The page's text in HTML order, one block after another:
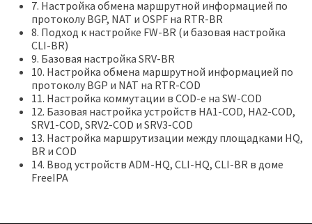
7. Настройка обмена маршрутной информацией по
протоколу BGP, NAT и OSPF на RTR-BR
8. Подход к настройке FW-BR (и базовая настройка
CLI-BR)
9. Базовая настройка SRV-BR
10. Настройка обмена маршрутной информацией по
протоколу BGP и NAT на RTR-COD
11. Настройка коммутации в COD-е на SW-COD
12. Базовая настройка устройств HA1-COD, HA2-COD,
SRV1-COD, SRV2-COD и SRV3-COD
13. Настройка маршрутизации между площадками HQ,
BR и COD
14. Ввод устройств ADM-HQ, CLI-HQ, CLI-BR в доме
FreeIPA